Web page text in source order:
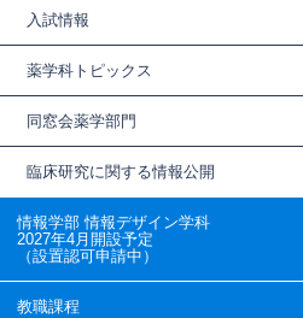
入試情報
薬学科トピックス
同窓会薬学部門
臨床研究に関する情報公開
情報学部 情報デザイン学科
2027年4月開設予定
（設置認可申請中）
教職課程